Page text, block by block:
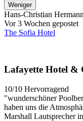
Weniger
Hans-Christian Hermann
Vor 3 Wochen gepostet
The Sofia Hotel
Lafayette Hotel &
10/10 Hervorragend
"wunderschöner
haben uns die
Marshall Lautsprecher